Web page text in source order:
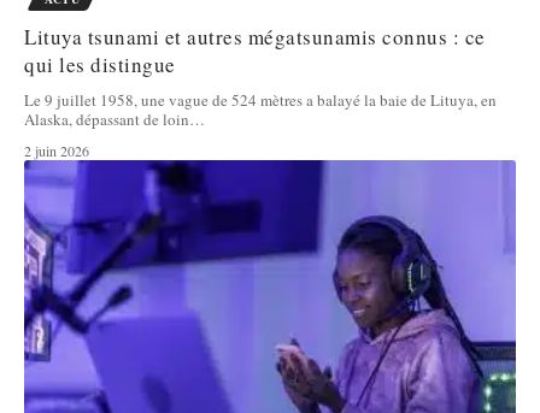
Lituya tsunami et autres mégatsunamis connus : ce
qui les distingue
Le 9 juillet 1958, une vague de 524 mètres a balayé la baie de Lituya, en
Alaska, dépassant de loin…
2 juin 2026